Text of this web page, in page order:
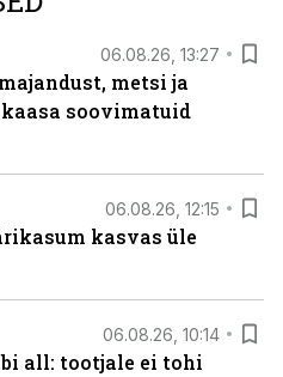
06.08.26, 13:27
metsi ja
soovimatuid
06.08.26, 12:15
kasvas üle
06.08.26, 10:14
all: tootjale ei tohi